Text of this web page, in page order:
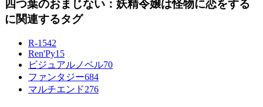
四つ葉のおまじない：妖精令嬢は怪物に恋をする
に関連するタグ
R-1542
Ren'Py15
ビジュアルノベル70
ファンタジー684
マルチエンド276